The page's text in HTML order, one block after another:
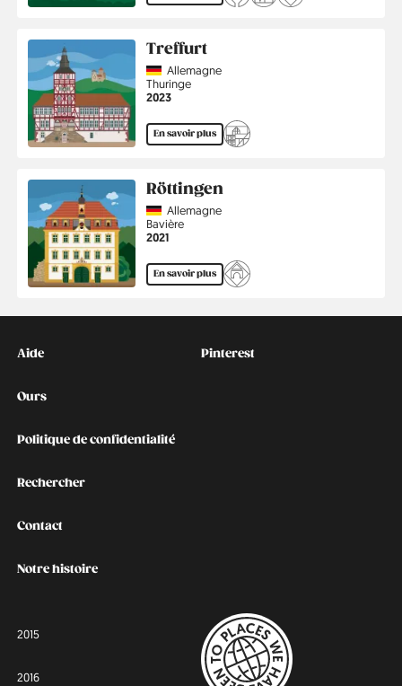
Treffurt
CountryAllemagne
Région
Thuringe
Année
2023
En savoir plus
Röttingen
CountryAllemagne
Région
Bavière
Année
2021
En savoir plus
Kontakt
Aide
Ours
Politique de confidentialité
Rechercher
Contact
Notre histoire
Social
Pinterest
2015
2016